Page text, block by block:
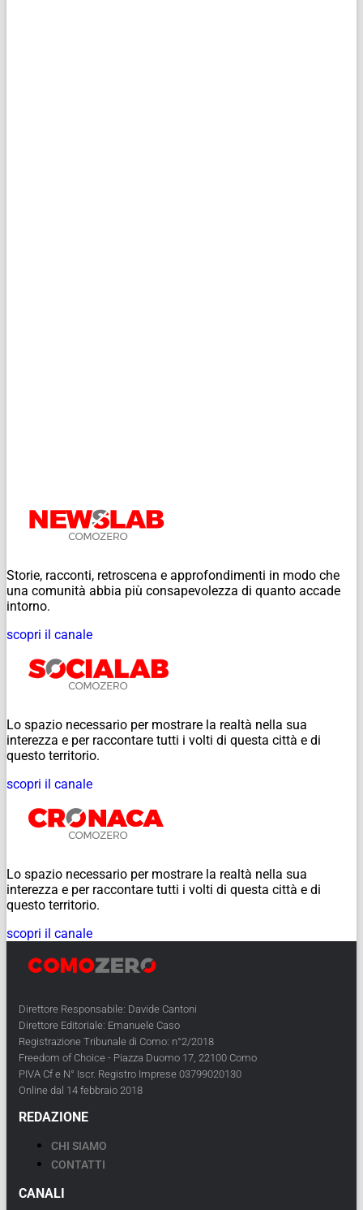
Storie, racconti, retroscena e approfondimenti in modo che
una comunità abbia più consapevolezza di quanto accade
intorno.
scopri il canale
Lo spazio necessario per mostrare la realtà nella sua
interezza e per raccontare tutti i volti di questa città e di
questo territorio.
scopri il canale
Lo spazio necessario per mostrare la realtà nella sua
interezza e per raccontare tutti i volti di questa città e di
questo territorio.
scopri il canale
Direttore Responsabile: Davide Cantoni
Direttore Editoriale: Emanuele Caso
Registrazione Tribunale di Como: n°2/2018
Freedom of Choice - Piazza Duomo 17, 22100 Como
PIVA Cf e N° Iscr. Registro Imprese 03799020130
Online dal 14 febbraio 2018
REDAZIONE
CHI SIAMO
CONTATTI
CANALI